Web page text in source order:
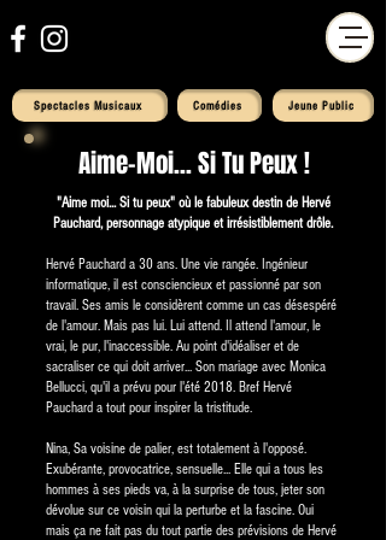
Spectacles Musicaux Comédies Jeune Public
Aime-Moi... Si Tu Peux !
"Aime moi... Si tu peux" où le fabuleux destin de Hervé
Pauchard, personnage atypique et irrésistiblement drôle.
Hervé Pauchard a 30 ans. Une vie rangée. Ingénieur
informatique, il est consciencieux et passionné par son
travail. Ses amis le considèrent comme un cas désespéré
de l'amour. Mais pas lui. Lui attend. Il attend l'amour, le
vrai, le pur, l'inaccessible. Au point d'idéaliser et de
sacraliser ce qui doit arriver... Son mariage avec Monica
Bellucci, qu'il a prévu pour l'été 2018. Bref Hervé
Pauchard a tout pour inspirer la tristitude.
Nina, Sa voisine de palier, est totalement à l'opposé.
Exubérante, provocatrice, sensuelle... Elle qui a tous les
hommes à ses pieds va, à la surprise de tous, jeter son
dévolue sur ce voisin qui la perturbe et la fascine. Oui
mais ça ne fait pas du tout partie des prévisions de Hervé